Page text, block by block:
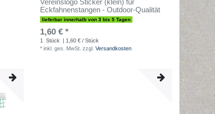
Vereinslogo Sticker (klein) für
Eckfahnenstangen - Outdoor-Qualität
lieferbar innerhalb von 3 bis 5 Tagen
1,60 € *
1 Stück
| 1,60 € / Stück
* inkl. ges. MwSt. zzgl. Versandkosten